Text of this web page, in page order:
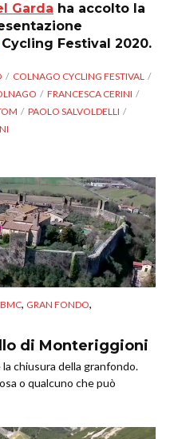
Garda ha accolto la
Cycling Festival 2020.
COLNAGO CYCLING FESTIVAL
FRANCESCA CERINI
PAOLO SALVOLDELLI
BMC, GRAN FONDO,
di Monteriggioni
chiusura della granfondo.
o qualcuno che può